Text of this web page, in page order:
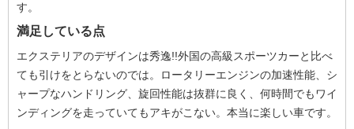
す。
満足している点
エクステリアのデザインは秀逸!!外国の高級スポーツカーと比べ
ても引けをとらないのでは。ロータリーエンジンの加速性能、シ
ャープなハンドリング、旋回性能は抜群に良く、何時間でもワイ
ンディングを走っていてもアキがこない。本当に楽しい車です。